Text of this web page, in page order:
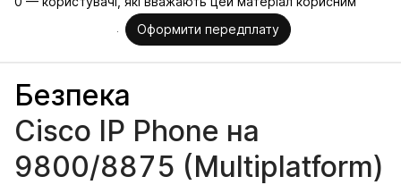
Оформити передплату
Безпека
Cisco IP Phone на
9800/8875 (Multiplatform)